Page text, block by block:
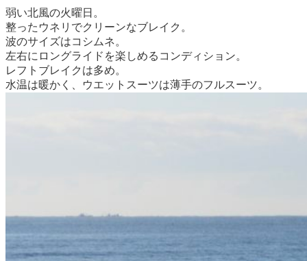
弱い北風の火曜日。
整ったウネリでクリーンなブレイク。
波のサイズはコシムネ。
左右にロングライドを楽しめるコンディション。
レフトブレイクは多め。
水温は暖かく、ウエットスーツは薄手のフルスーツ。